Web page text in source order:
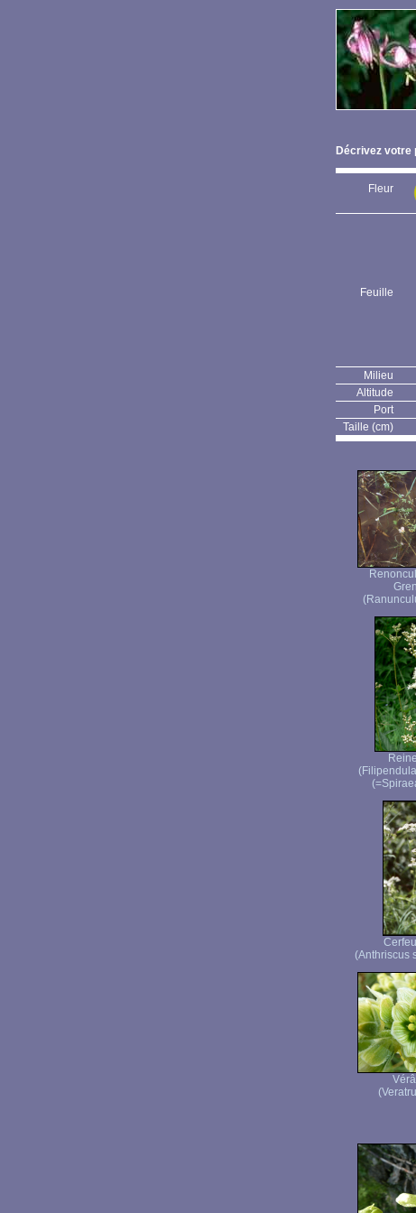
Décrivez votre
Fleur
Feuille
Milieu
Altitude
Port
Taille (cm)
(Anthriscus